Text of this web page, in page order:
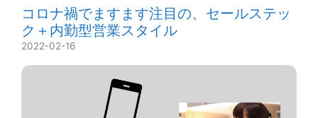
コロナ禍でますます注目の、セールステッ
ク＋内勤型営業スタイル
2022-02-16